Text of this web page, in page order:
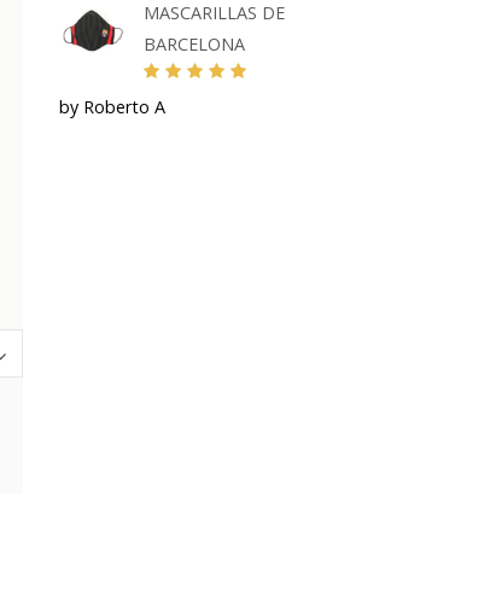
MASCARILLAS DE
BARCELONA
by Roberto A